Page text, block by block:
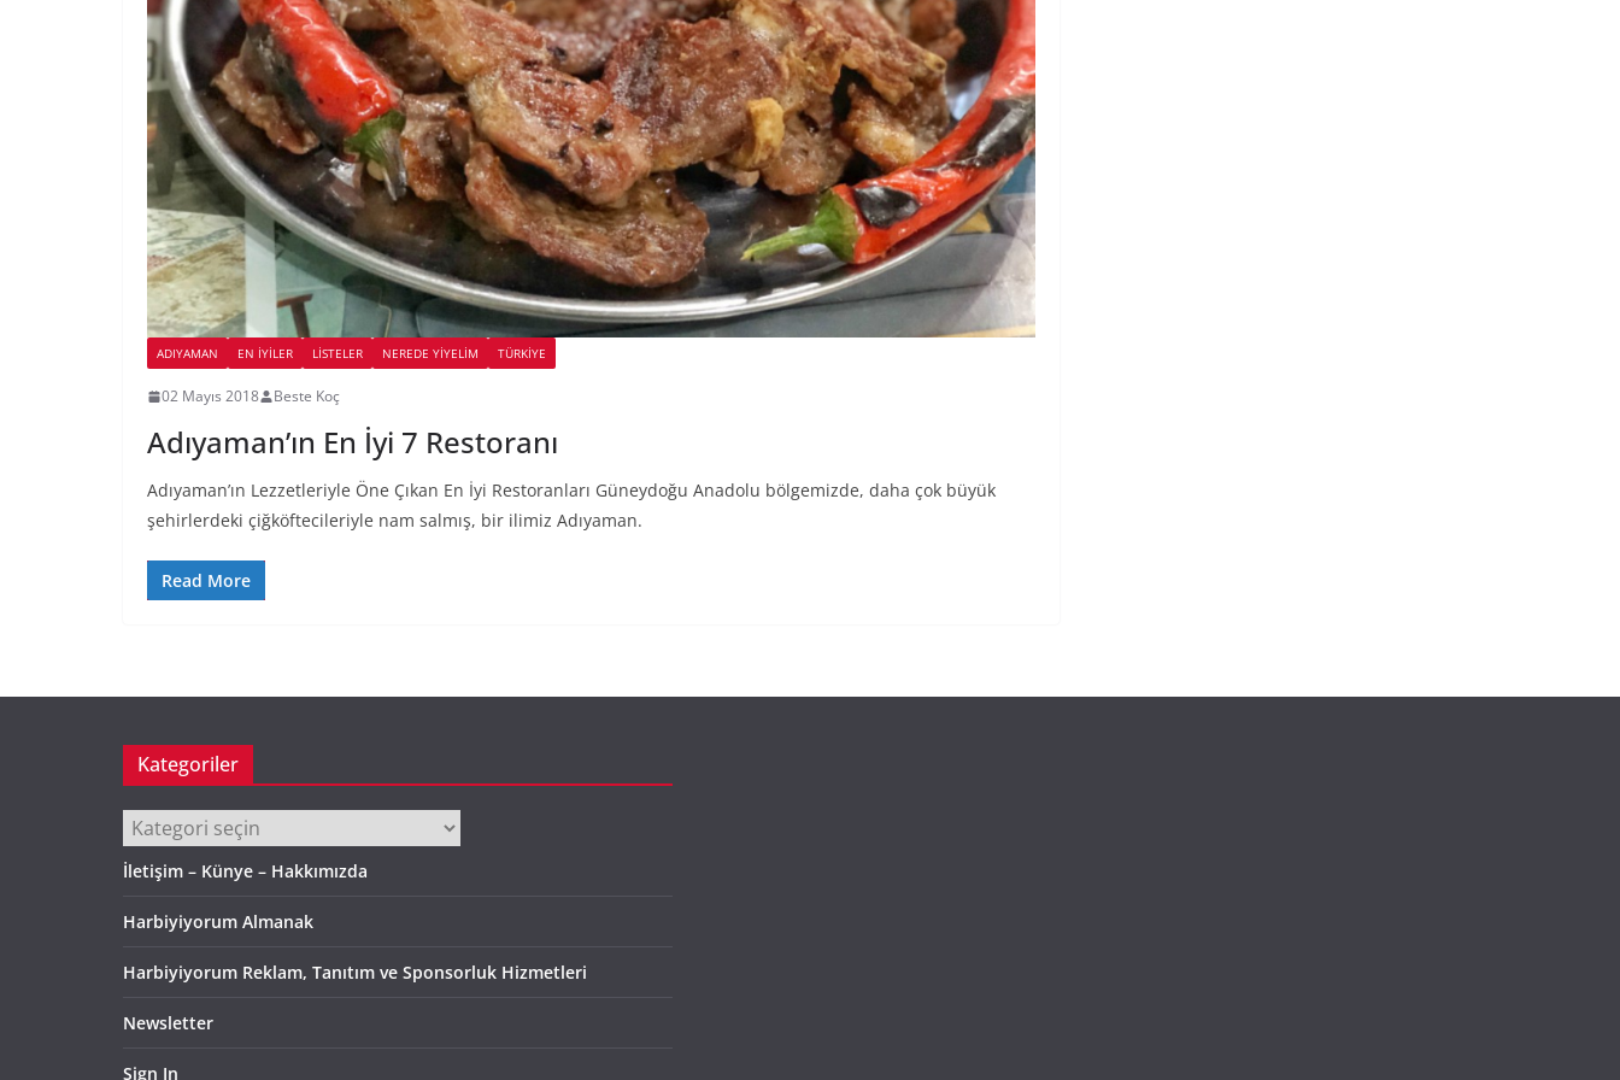
ADIYAMAN EN İYILER LİSTELER NEREDE YİYELİM TÜRKIYE
02 Mayıs 2018 Beste Koç
Adıyaman’ın En İyi 7 Restoranı
Adıyaman’ın Lezzetleriyle Öne Çıkan En İyi Restoranları Güneydoğu Anadolu bölgemizde, daha çok büyük
şehirlerdeki çiğköftecileriyle nam salmış, bir ilimiz Adıyaman.
Read More
Kategoriler
Kategoriler
İletişim – Künye – Hakkımızda
Harbiyiyorum Almanak
Harbiyiyorum Reklam, Tanıtım ve Sponsorluk Hizmetleri
Newsletter
Sign In